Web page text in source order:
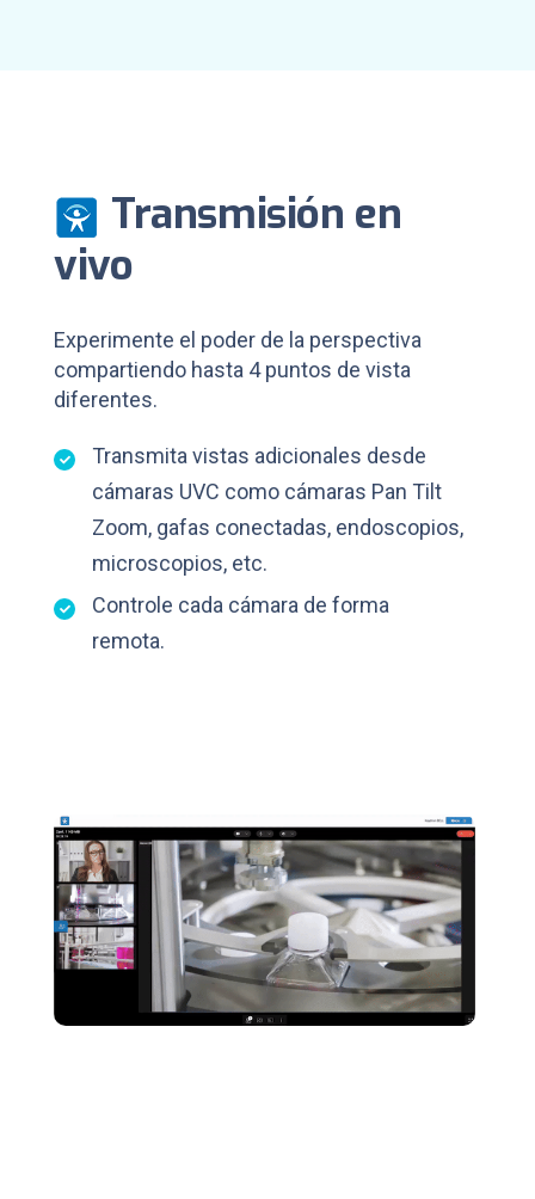
Transmisión en
vivo
Experimente el poder de la perspectiva
compartiendo hasta 4 puntos de vista
diferentes.
Transmita vistas adicionales desde
cámaras UVC como cámaras Pan Tilt
Zoom, gafas conectadas, endoscopios,
microscopios, etc.
Controle cada cámara de forma
remota.